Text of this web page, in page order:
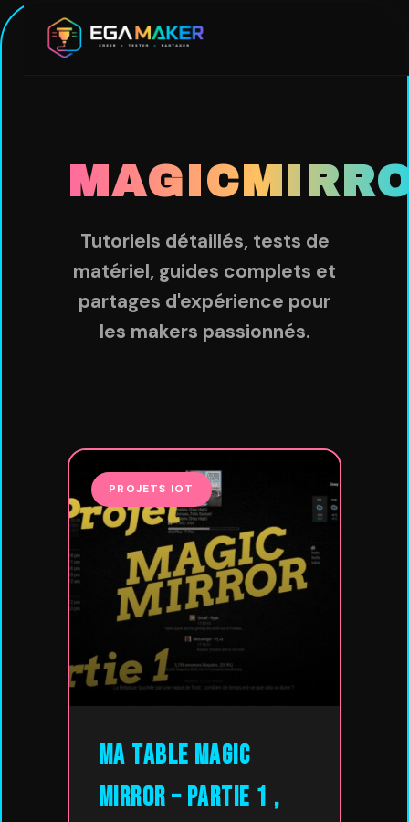
Aller
Tutoriels détaillés, tests de
matériel, guides complets et
partages d'expérience pour
les makers passionnés.
PROJETS IOT
Ma table Magic
Mirror – Partie 1 ,